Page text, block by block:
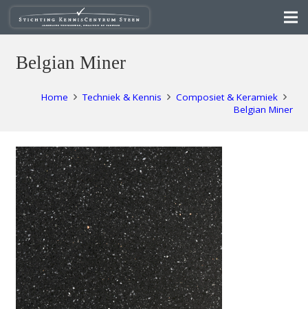
Belgian Miner
Home Techniek & Kennis
Composiet & Keramiek
Belgian Miner